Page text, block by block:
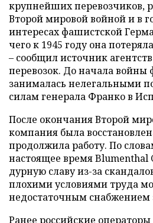
крупнейших перевозчиков,
Второй мировой войной и в
интересах фашистской
чего к 1945 году она
– сообщил источник
перевозок. До начала войны
занималась нелегальными
силам генерала Франко в
После окончания Второй
компания была
продолжила работу. По
настоящее время Blumenthal
дурную славу из-за
плохими условиями труда
недостаточным снабжением
Ранее российские